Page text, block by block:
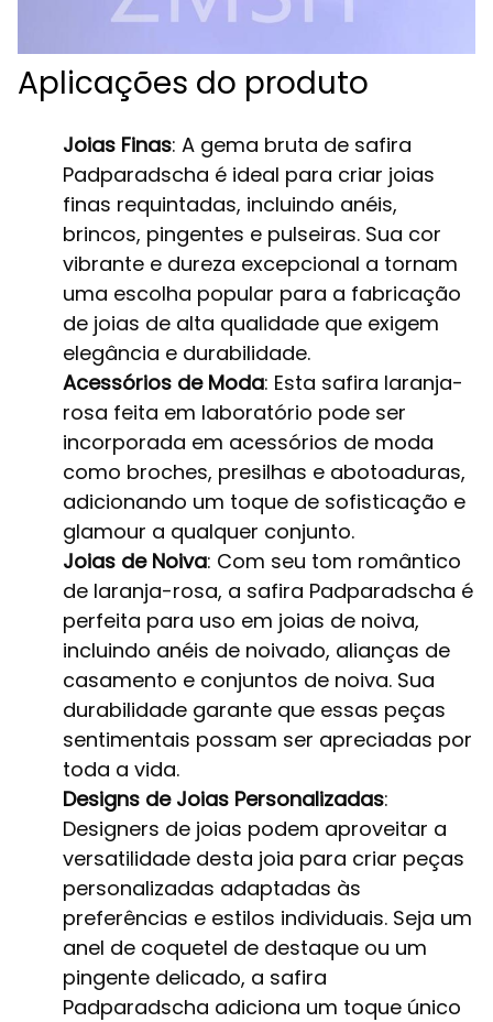
Aplicações do produto
Joias Finas: A gema bruta de safira
Padparadscha é ideal para criar joias
finas requintadas, incluindo anéis,
brincos, pingentes e pulseiras. Sua cor
vibrante e dureza excepcional a tornam
uma escolha popular para a fabricação
de joias de alta qualidade que exigem
elegância e durabilidade.
Acessórios de Moda: Esta safira laranja-
rosa feita em laboratório pode ser
incorporada em acessórios de moda
como broches, presilhas e abotoaduras,
adicionando um toque de sofisticação e
glamour a qualquer conjunto.
Joias de Noiva: Com seu tom romântico
de laranja-rosa, a safira Padparadscha é
perfeita para uso em joias de noiva,
incluindo anéis de noivado, alianças de
casamento e conjuntos de noiva. Sua
durabilidade garante que essas peças
sentimentais possam ser apreciadas por
toda a vida.
Designs de Joias Personalizadas:
Designers de joias podem aproveitar a
versatilidade desta joia para criar peças
personalizadas adaptadas às
preferências e estilos individuais. Seja um
anel de coquetel de destaque ou um
pingente delicado, a safira
Padparadscha adiciona um toque único